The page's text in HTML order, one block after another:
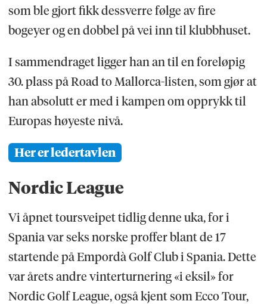
som ble gjort fikk dessverre følge av fire
bogeyer og en dobbel på vei inn til klubbhuset.
I sammendraget ligger han an til en foreløpig
30. plass på Road to Mallorca-listen, som gjør at
han absolutt er med i kampen om opprykk til
Europas høyeste nivå.
Her er ledertavlen
Nordic League
Vi åpnet toursveipet tidlig denne uka, for i
Spania var seks norske proffer blant de 17
startende på Empordà Golf Club i Spania. Dette
var årets andre vinterturnering «i eksil» for
Nordic Golf League, også kjent som Ecco Tour,